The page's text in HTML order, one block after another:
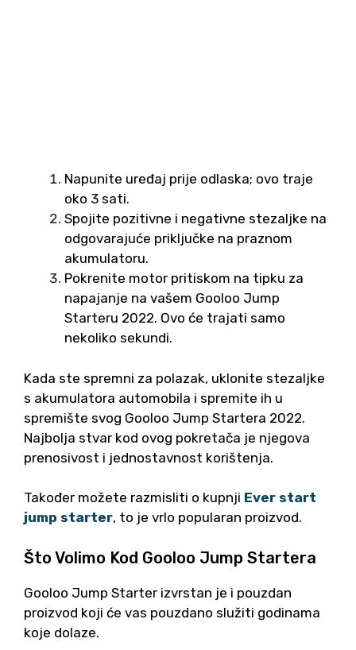
Napunite uređaj prije odlaska; ovo traje
oko 3 sati.
Spojite pozitivne i negativne stezaljke na
odgovarajuće priključke na praznom
akumulatoru.
Pokrenite motor pritiskom na tipku za
napajanje na vašem Gooloo Jump
Starteru 2022. Ovo će trajati samo
nekoliko sekundi.
Kada ste spremni za polazak, uklonite stezaljke
s akumulatora automobila i spremite ih u
spremište svog Gooloo Jump Startera 2022.
Najbolja stvar kod ovog pokretača je njegova
prenosivost i jednostavnost korištenja.
Također možete razmisliti o kupnji Ever start
jump starter, to je vrlo popularan proizvod.
Što Volimo Kod Gooloo Jump Startera
Gooloo Jump Starter izvrstan je i pouzdan
proizvod koji će vas pouzdano služiti godinama
koje dolaze.